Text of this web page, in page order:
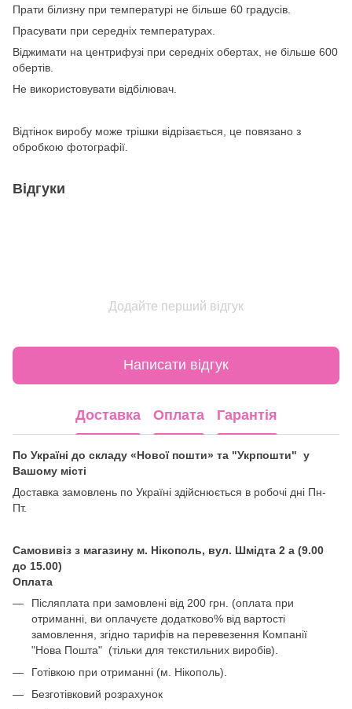
Прати білизну при температурі не більше 60 градусів.
Прасувати при середніх температурах.
Віджимати на центрифузі при середніх обертах, не більше 600
обертів.
Не використовувати відбілювач.
Відтінок виробу може трішки відрізається, це повязано з
обробкою фотографії.
Відгуки
Додайте перший відгук
Написати відгук
Доставка Оплата Гарантія
По Україні до складу «Нової пошти» та "Укрпошти" у
Вашому місті
Доставка замовлень по Україні здійснюється в робочі дні Пн-
Пт.
Самовивіз з магазину м. Нікополь, вул. Шмідта 2 а (9.00
до 15.00)
Оплата
Післяплата при замовлені від 200 грн. (оплата при
отриманні, ви оплачуєте додатково% від вартості
замовлення, згідно тарифів на перевезення Компанії
"Нова Пошта" (тільки для текстильних виробів).
Готівкою при отриманні (м. Нікополь).
Безготівковий розрахунок